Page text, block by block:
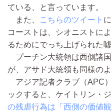
ている、と言っています。
また、
こちらのツイート
コーストは、シオニストに
るためにでっち上げられた
プーチン大統領は西側諸国
が、アサド大統領も同様のよ
アジア記者クラブ（APC
ックすると、ケイトリン・
の残虐行為は「西側の価値